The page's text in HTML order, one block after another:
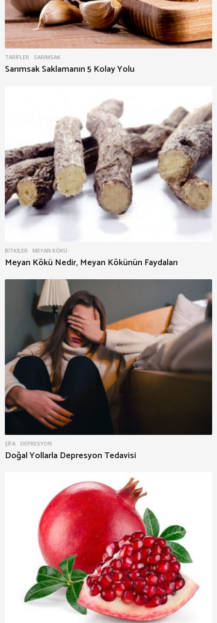
TARIFLER SARIMSAK
Sarımsak Saklamanın 5 Kolay Yolu
BITKILER MEYAN KÖKÜ
Meyan Kökü Nedir, Meyan Kökünün Faydaları
ŞIFA DEPRESYON
Doğal Yollarla Depresyon Tedavisi